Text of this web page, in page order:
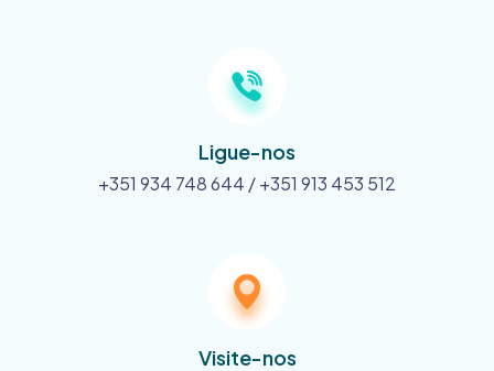
Ligue-nos
+351 934 748 644 / +351 913 453 512
Visite-nos